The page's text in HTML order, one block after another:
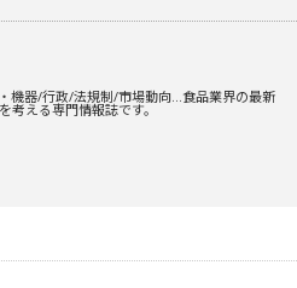
機器/行政/法規制/市場動向…食品業界の最新
考える専門情報誌です。